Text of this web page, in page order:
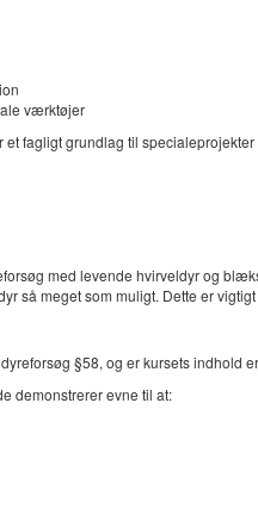
værktøjer
fagligt grundlag til
med levende hvirveldyr og
så meget som muligt. Dette er
§58, og er kursets
demonstrerer evne til at: